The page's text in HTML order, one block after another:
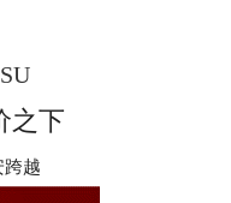
之下
跨越